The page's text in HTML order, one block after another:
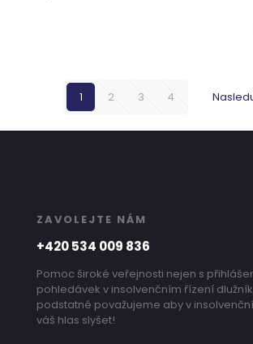
1 2 3 4
ZAVOLEJTE NÁM
+420 534 009 836
Pomoc široké veřejnosti nejen s
pohledávek v insolvenčním řízení
podstatné považujeme aby v
váš hlas slyšet!